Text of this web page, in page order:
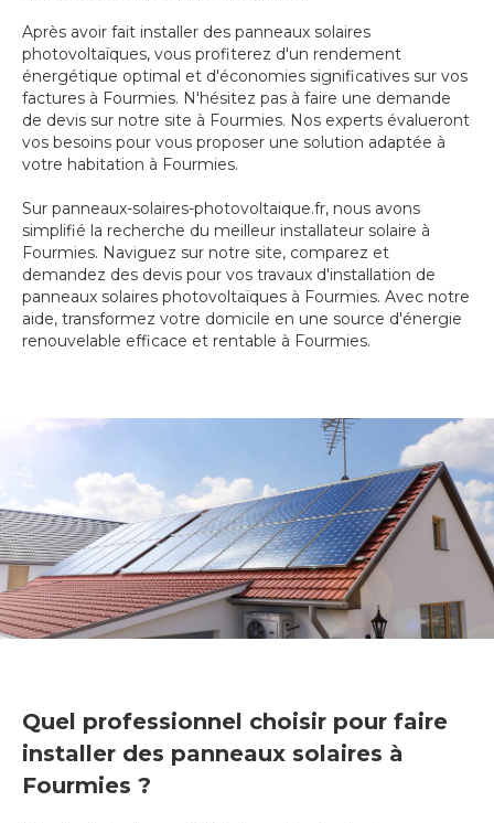
Après avoir fait installer des panneaux solaires
photovoltaïques, vous profiterez d'un rendement
énergétique optimal et d'économies significatives sur vos
factures à Fourmies. N'hésitez pas à faire une demande
de devis sur notre site à Fourmies. Nos experts évalueront
vos besoins pour vous proposer une solution adaptée à
votre habitation à Fourmies.
Sur panneaux-solaires-photovoltaique.fr, nous avons
simplifié la recherche du meilleur installateur solaire à
Fourmies. Naviguez sur notre site, comparez et
demandez des devis pour vos travaux d'installation de
panneaux solaires photovoltaïques à Fourmies. Avec notre
aide, transformez votre domicile en une source d'énergie
renouvelable efficace et rentable à Fourmies.
Quel professionnel choisir pour faire
installer des panneaux solaires à
Fourmies ?